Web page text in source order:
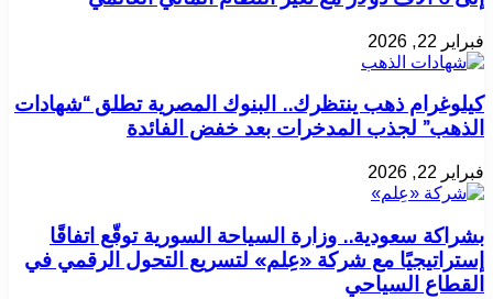
فبراير 22, 2026
كيلوغرام ذهب ينتظرك.. البنوك المصرية تطلق “شهادات
الذهب” لجذب المدخرات بعد خفض الفائدة
فبراير 22, 2026
بشراكة سعودية.. وزارة السياحة السورية توقّع اتفاقًا
إستراتيجيًا مع شركة «عِلم» لتسريع التحول الرقمي في
القطاع السياحي